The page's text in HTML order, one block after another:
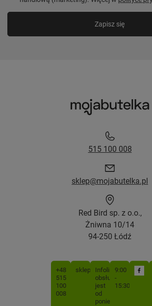
Zapisz się
515 100 008
sklep@mojabutelka.pl
Red Bird sp. z o.o.,
Żniwna 10/14
94-250 Łódź
+48
515
100
008
sklep@mojabutelka.pl
Infolinia
obsługiwana
jest
od
poniedziałku
9:00
-
15:30